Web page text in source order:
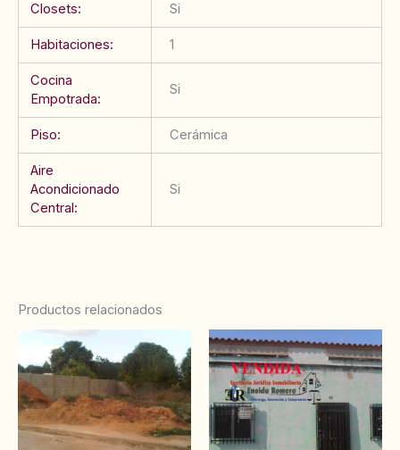
Closets: Si
Habitaciones: 1
Cocina
Empotrada:
Si
Piso: Cerámica
Aire
Acondicionado
Central:
Si
Productos relacionados